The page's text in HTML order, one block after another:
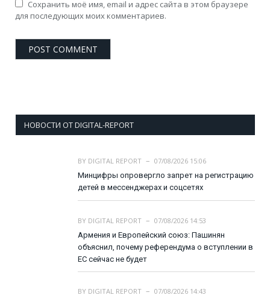
Сохранить моё имя, email и адрес сайта в этом браузере
для последующих моих комментариев.
НОВОСТИ ОТ DIGITAL-REPORT
BY DIGITAL REPORT
07/08/2026 15:06
Минцифры опровергло запрет на регистрацию
детей в мессенджерах и соцсетях
BY DIGITAL REPORT
07/08/2026 14:53
Армения и Европейский союз: Пашинян
объяснил, почему референдума о вступлении в
ЕС сейчас не будет
BY DIGITAL REPORT
07/08/2026 14:43